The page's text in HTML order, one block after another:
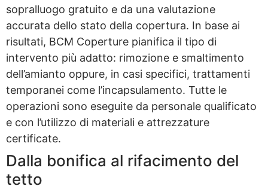
sopralluogo gratuito e da una valutazione
accurata dello stato della copertura. In base ai
risultati, BCM Coperture pianifica il tipo di
intervento più adatto: rimozione e smaltimento
dell’amianto oppure, in casi specifici, trattamenti
temporanei come l’incapsulamento. Tutte le
operazioni sono eseguite da personale qualificato
e con l’utilizzo di materiali e attrezzature
certificate.
Dalla bonifica al rifacimento del
tetto